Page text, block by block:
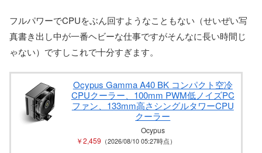
フルパワーでCPUをぶん回すようなこともない（せいぜい写
真書き出し中が一番ヘビーな仕事ですがそんなに長い時間じ
ゃない）ですしこれで十分すぎます。
Ocypus Gamma A40 BK コンパクト空冷
CPUクーラー、100mm PWM低ノイズPC
ファン、133mm高さシングルタワーCPU
クーラー
Ocypus
￥2,459 （2026/08/10 05:27時点）